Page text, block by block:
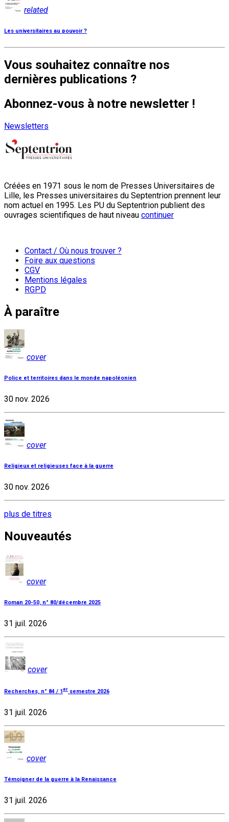
related
Les universitaires au pouvoir ?
Vous souhaitez connaître nos
dernières publications ?
Abonnez-vous à notre newsletter !
Newsletters
Créées en 1971 sous le nom de Presses Universitaires de
Lille, les Presses universitaires du Septentrion prennent leur
nom actuel en 1995. Les PU du Septentrion publient des
ouvrages scientifiques de haut niveau continuer
Contact / Où nous trouver ?
Foire aux questions
CGV
Mentions légales
RGPD
À paraître
cover
Police et territoires dans le monde napoléonien
30 nov. 2026
cover
Religieux et religieuses face à la guerre
30 nov. 2026
plus de titres
Nouveautés
cover
Roman 20-50, n° 80/décembre 2025
31 juil. 2026
cover
Recherches, n° 84 / 1 er semestre 2026
31 juil. 2026
cover
Témoigner de la guerre à la Renaissance
31 juil. 2026